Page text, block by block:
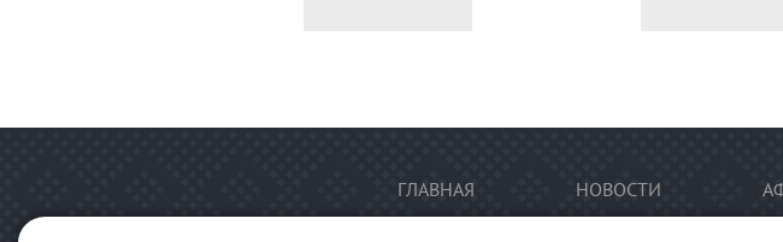
ГЛАВНАЯ НОВОСТИ